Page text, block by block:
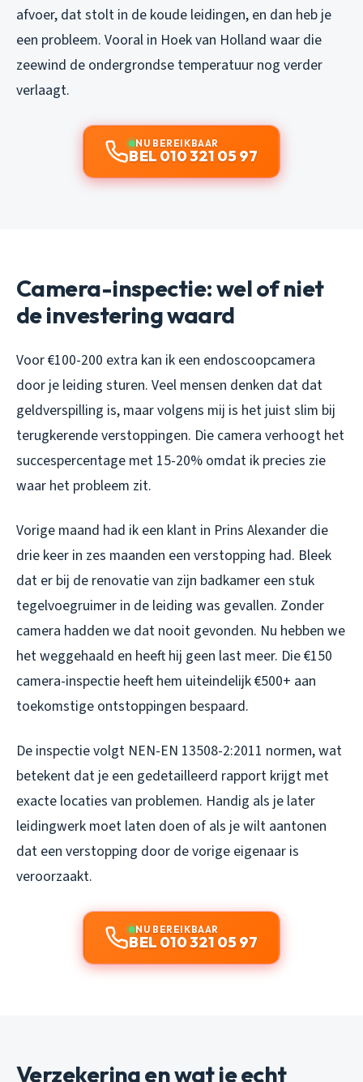
afvoer, dat stolt in de koude leidingen, en dan heb je
een probleem. Vooral in Hoek van Holland waar die
zeewind de ondergrondse temperatuur nog verder
verlaagt.
NU BEREIKBAAR
BEL 010 321 05 97
Camera-inspectie: wel of niet
de investering waard
Voor €100-200 extra kan ik een endoscoopcamera
door je leiding sturen. Veel mensen denken dat dat
geldverspilling is, maar volgens mij is het juist slim bij
terugkerende verstoppingen. Die camera verhoogt het
succespercentage met 15-20% omdat ik precies zie
waar het probleem zit.
Vorige maand had ik een klant in Prins Alexander die
drie keer in zes maanden een verstopping had. Bleek
dat er bij de renovatie van zijn badkamer een stuk
tegelvoegruimer in de leiding was gevallen. Zonder
camera hadden we dat nooit gevonden. Nu hebben we
het weggehaald en heeft hij geen last meer. Die €150
camera-inspectie heeft hem uiteindelijk €500+ aan
toekomstige ontstoppingen bespaard.
De inspectie volgt NEN-EN 13508-2:2011 normen, wat
betekent dat je een gedetailleerd rapport krijgt met
exacte locaties van problemen. Handig als je later
leidingwerk moet laten doen of als je wilt aantonen
dat een verstopping door de vorige eigenaar is
veroorzaakt.
NU BEREIKBAAR
BEL 010 321 05 97
Verzekering en wat je echt